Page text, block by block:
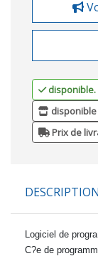
disponible.
Prix de
Logiciel de
C?e de